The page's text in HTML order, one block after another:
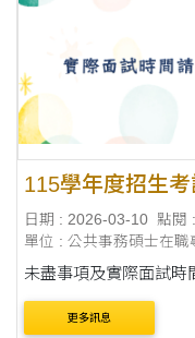
115學年度招生
日期 : 2026-03-10 點閱
單位 : 公共事務碩士在職
未盡事項及實際面試時
更多訊息